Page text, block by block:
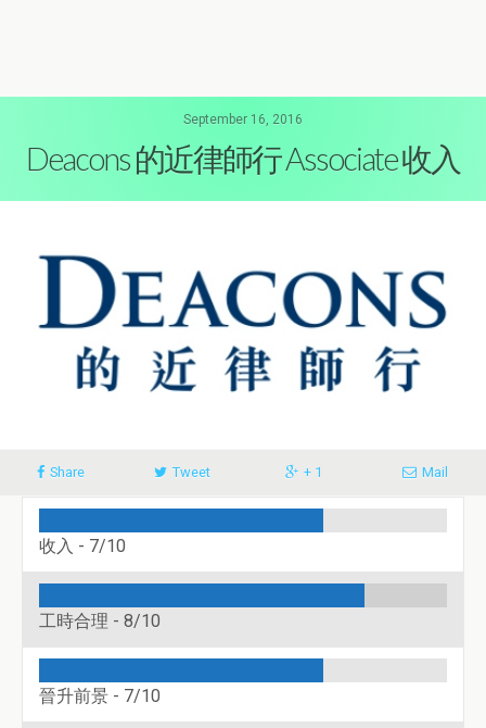
September 16, 2016
Deacons 的近律師行 Associate 收入
Share Tweet + 1 Mail
收入 - 7/10
工時合理 - 8/10
晉升前景 - 7/10